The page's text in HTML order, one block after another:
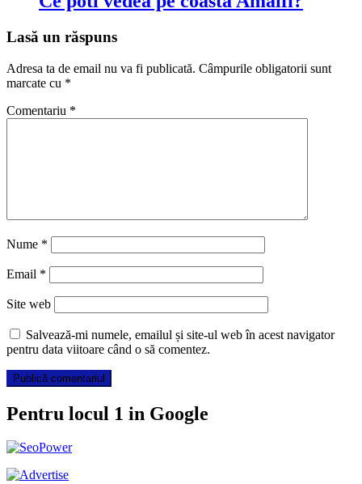
Lasă un răspuns
Adresa ta de email nu va fi publicată. Câmpurile obligatorii sunt
marcate cu *
Comentariu *
Nume *
Email *
Site web
Salvează-mi numele, emailul și site-ul web în acest navigator
pentru data viitoare când o să comentez.
Pentru locul 1 in Google